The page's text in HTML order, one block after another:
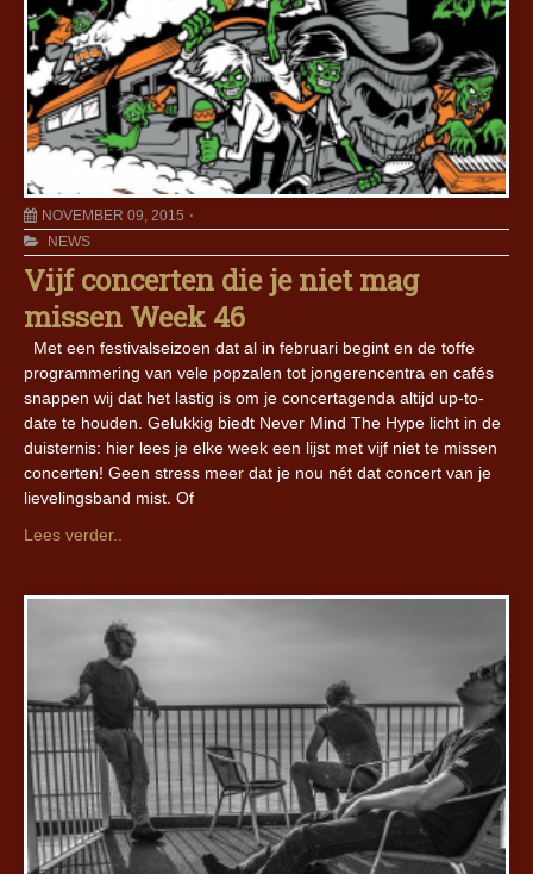
NOVEMBER 09, 2015
NEWS
Vijf concerten die je niet mag
missen Week 46
Met een festivalseizoen dat al in februari begint en de toffe
programmering van vele popzalen tot jongerencentra en cafés
snappen wij dat het lastig is om je concertagenda altijd up-to-
date te houden. Gelukkig biedt Never Mind The Hype licht in de
duisternis: hier lees je elke week een lijst met vijf niet te missen
concerten! Geen stress meer dat je nou nét dat concert van je
lievelingsband mist. Of
Lees verder..